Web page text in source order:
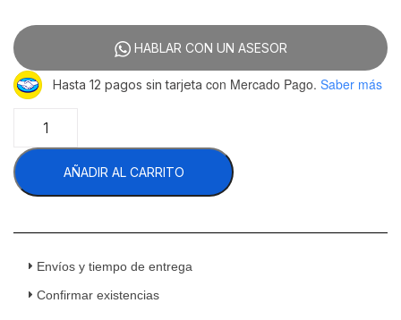
HABLAR CON UN ASESOR
Hasta 12 pagos sin tarjeta con Mercado Pago. Saber más
HLC300-
H7
Procesador
De
Disco
cantidad
AÑADIR AL CARRITO
Envíos y tiempo de entrega
Confirmar existencias